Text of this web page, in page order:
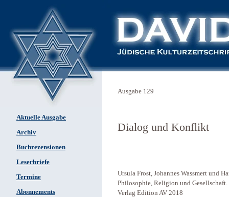
Aktuelle Ausgabe
Archiv
Buchrezensionen
Leserbriefe
Termine
Abonnements
Ausgabe 129
Dialog und Konflikt
Ursula Frost, Johannes Wassmert und
Philosophie, Religion und
Verlag Edition AV 2018